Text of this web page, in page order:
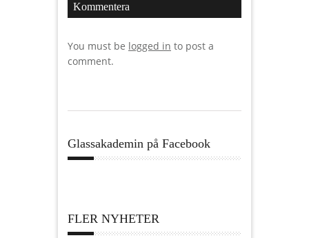
Kommentera
You must be logged in to post a
comment.
Glassakademin på Facebook
FLER NYHETER